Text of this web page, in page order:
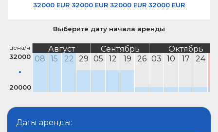
32000 EUR 32000 EUR 32000 EUR 32000 EUR
Выберите дату начала аренды
цена/н
32000
20000
Август Сентябрь
Октябрь
08
15 22 29 05 12 19 26 03 10 17 24
Даты аренды: